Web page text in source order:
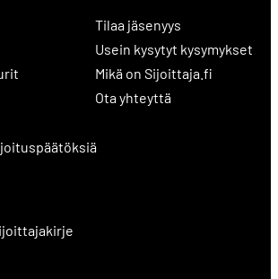
Tilaa jäsenyys
Usein kysytyt kysymykset
Mikä on Sijoittaja.fi
Ota yhteyttä